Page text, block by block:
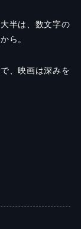
半は、数文字の
ら。
、映画は深みを